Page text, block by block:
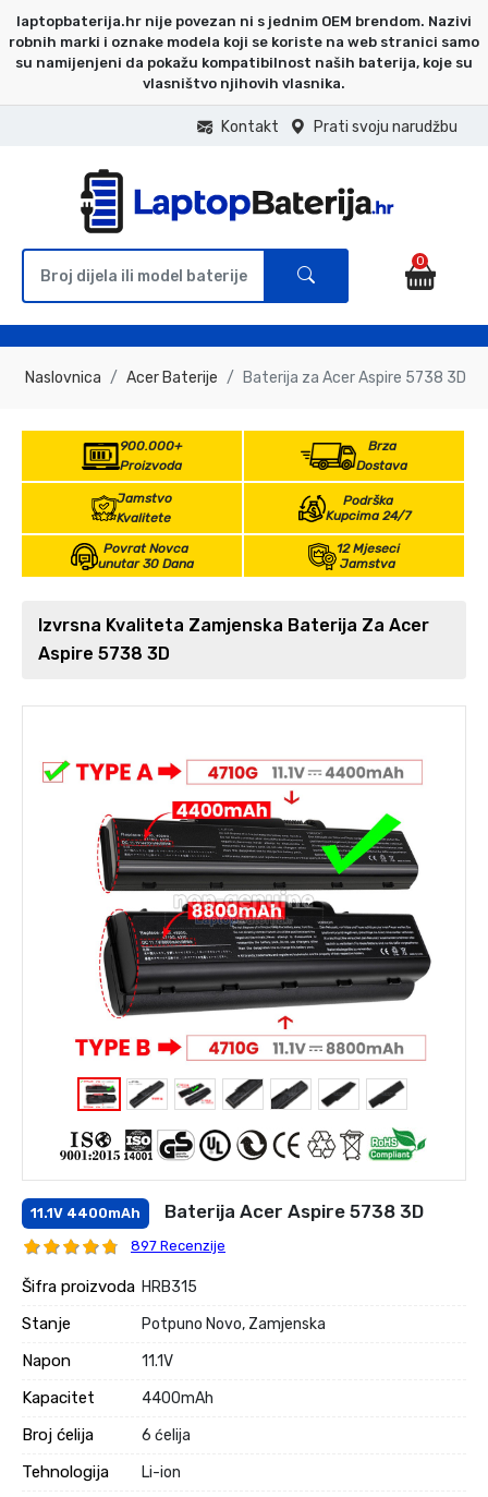
laptopbaterija.hr nije povezan ni s jednim OEM brendom. Nazivi
robnih marki i oznake modela koji se koriste na web stranici samo
su namijenjeni da pokažu kompatibilnost naših baterija, koje su
vlasništvo njihovih vlasnika.
Prati svoju narudžbu
Kontakt
0
Naslovnica Acer Baterije Baterija za Acer Aspire 5738 3D
900.000+
Proizvoda
Brza
Dostava
Jamstvo
Kvalitete
Podrška
Kupcima 24/7
Povrat Novca
unutar 30 Dana
12 Mjeseci
Jamstva
Izvrsna Kvaliteta Zamjenska Baterija Za Acer
Aspire 5738 3D
11.1V 4400mAh Baterija Acer Aspire 5738 3D
897 Recenzije
Šifra proizvoda HRB315
Stanje Potpuno Novo, Zamjenska
Napon 11.1V
Kapacitet 4400mAh
Broj ćelija 6 ćelija
Tehnologija Li-ion